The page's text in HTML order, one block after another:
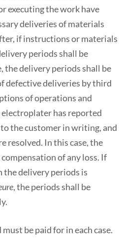
executing the work have
deliveries of materials
if instructions or materials
periods shall be
the delivery periods shall be
defective deliveries by third
of operations and
electroplater has reported
the customer in writing, and
resolved. In this case, the
of any loss. If
delivery periods is
, the periods shall be
be paid for in each case.